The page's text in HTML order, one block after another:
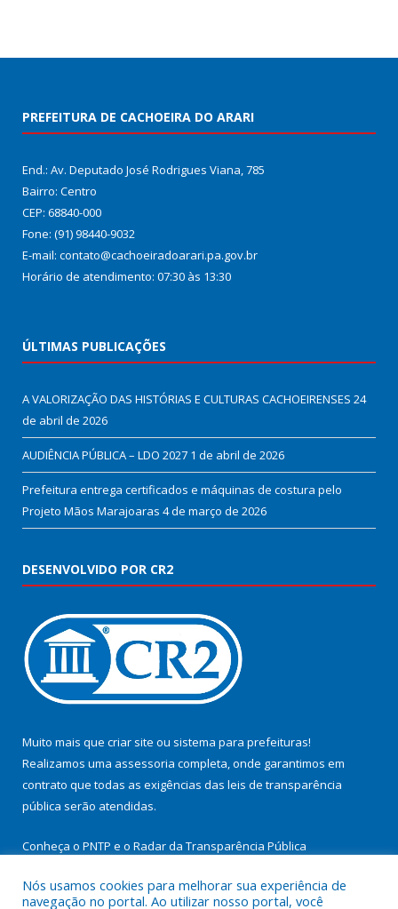
PREFEITURA DE CACHOEIRA DO ARARI
End.: Av. Deputado José Rodrigues Viana, 785
Bairro: Centro
CEP: 68840-000
Fone: (91) 98440-9032
E-mail: contato@cachoeiradoarari.pa.gov.br
Horário de atendimento: 07:30 às 13:30
ÚLTIMAS PUBLICAÇÕES
A VALORIZAÇÃO DAS HISTÓRIAS E CULTURAS CACHOEIRENSES 24
de abril de 2026
AUDIÊNCIA PÚBLICA – LDO 2027 1 de abril de 2026
Prefeitura entrega certificados e máquinas de costura pelo
Projeto Mãos Marajoaras 4 de março de 2026
DESENVOLVIDO POR CR2
Muito mais que criar site ou sistema para prefeituras!
Realizamos uma assessoria completa, onde garantimos em
contrato que todas as exigências das leis de transparência
pública serão atendidas.
Conheça o PNTP e o Radar da Transparência Pública
Nós usamos cookies para melhorar sua experiência de
navegação no portal. Ao utilizar nosso portal, você